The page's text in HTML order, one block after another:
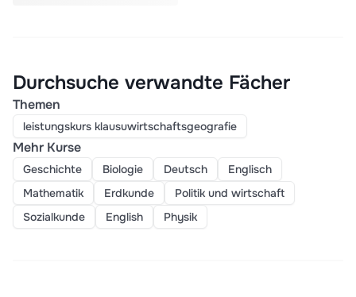
Durchsuche verwandte Fächer
Themen
leistungskurs klausuwirtschaftsgeografie
Mehr Kurse
Geschichte Biologie Deutsch
Englisch
Mathematik
Erdkunde
Politik und wirtschaft
Sozialkunde
English Physik